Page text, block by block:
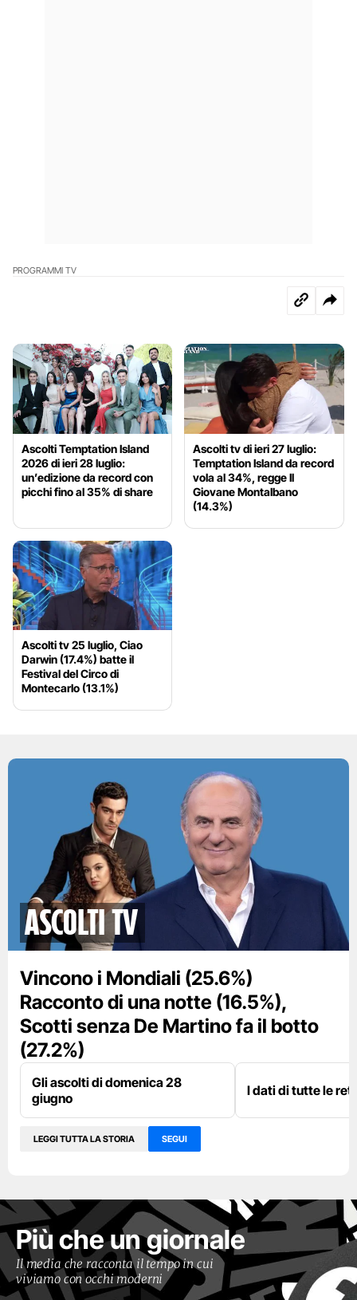
PROGRAMMI TV
Ascolti Temptation Island
2026 di ieri 28 luglio:
un’edizione da record con
picchi fino al 35% di share
Ascolti tv di ieri 27 luglio:
Temptation Island da record
vola al 34%, regge Il
Giovane Montalbano
(14.3%)
Ascolti tv 25 luglio, Ciao
Darwin (17.4%) batte il
Festival del Circo di
Montecarlo (13.1%)
Ascolti TV
Vincono i Mondiali (25.6%)
Racconto di una notte (16.5%),
Scotti senza De Martino fa il botto
(27.2%)
Gli ascolti di domenica 28
giugno
I dati di tutte le
LEGGI TUTTA LA STORIA SEGUI
Più che un giornale
Il media che racconta il tempo in cui
viviamo con occhi moderni